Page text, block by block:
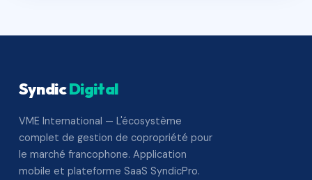
SyndicDigital
VME International — L'écosystème
complet de gestion de copropriété pour
le marché francophone. Application
mobile et plateforme SaaS SyndicPro.